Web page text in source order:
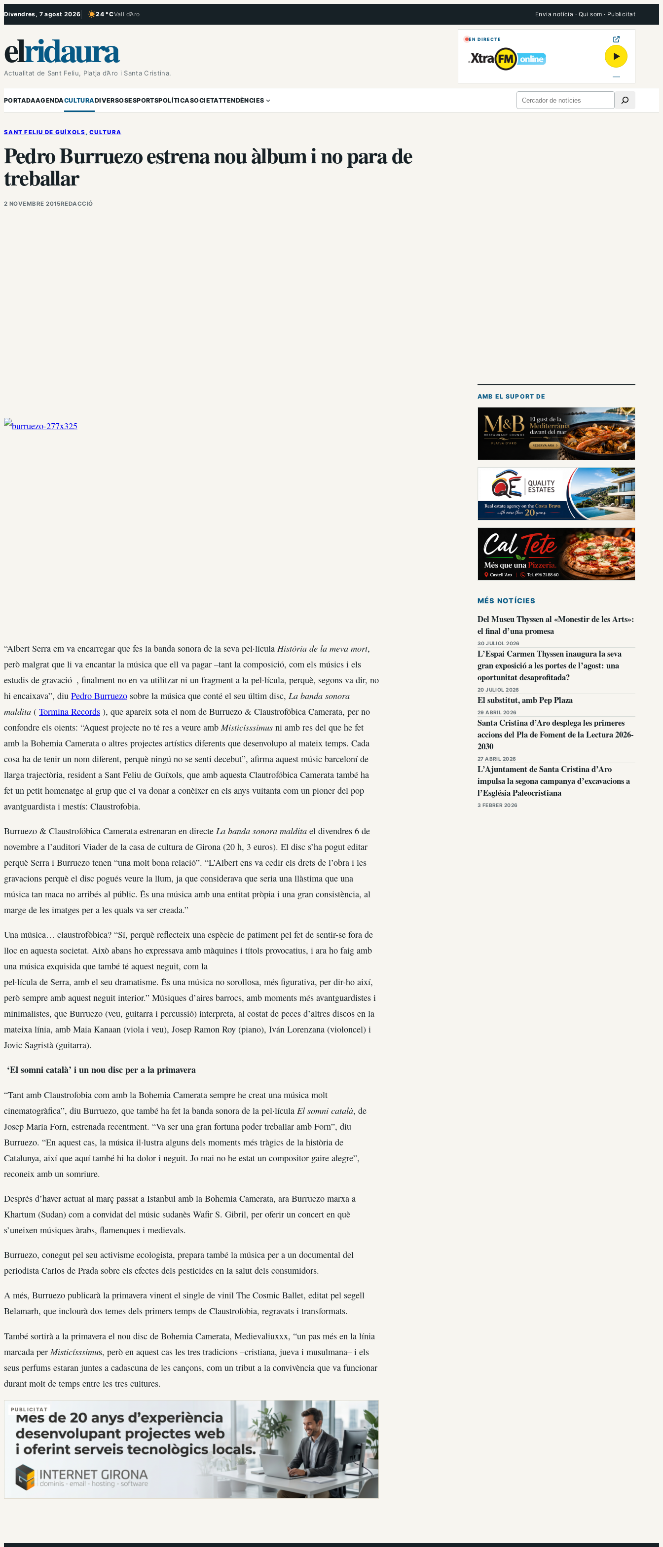
Vés
Divendres, 7 agost 2026 24 °CVall d’Aro
, Cel serè Envia notícia · Qui som · Publicitat
elridaura
Actualitat de Sant Feliu, Platja d’Aro i Santa Cristina.
EN DIRECTE
▶
PORTADAAGENDACULTURADIVERSOSESPORTSPOLÍTICASOCIETATTENDÈNCIES Cerca
SANT FELIU DE GUÍXOLS , CULTURA
Pedro Burruezo estrena nou àlbum i no para de
treballar
2 NOVEMBRE 2015REDACCIÓ
“Albert Serra em va encarregar que fes la banda sonora de la seva pel·lícula Història de la meva mort,
però malgrat que li va encantar la música que ell va pagar –tant la composició, com els músics i els
estudis de gravació–, finalment no en va utilitzar ni un fragment a la pel·lícula, perquè, segons va dir, no
hi encaixava”, diu Pedro Burruezo sobre la música que conté el seu últim disc, La banda sonora
maldita ( Tormina Records ), que apareix sota el nom de Burruezo & Claustrofóbica Camerata, per no
confondre els oients: “Aquest projecte no té res a veure amb Misticísssimus ni amb res del que he fet
amb la Bohemia Camerata o altres projectes artístics diferents que desenvolupo al mateix temps. Cada
cosa ha de tenir un nom diferent, perquè ningú no se senti decebut”, afirma aquest músic barceloní de
llarga trajectòria, resident a Sant Feliu de Guíxols, que amb aquesta Clautrofóbica Camerata també ha
fet un petit homenatge al grup que el va donar a conèixer en els anys vuitanta com un pioner del pop
avantguardista i mestís: Claustrofobia.
Burruezo & Claustrofóbica Camerata estrenaran en directe La banda sonora maldita el divendres 6 de
novembre a l’auditori Viader de la casa de cultura de Girona (20 h, 3 euros). El disc s’ha pogut editar
perquè Serra i Burruezo tenen “una molt bona relació”. “L’Albert ens va cedir els drets de l’obra i les
gravacions perquè el disc pogués veure la llum, ja que considerava que seria una llàstima que una
música tan maca no arribés al públic. És una música amb una entitat pròpia i una gran consistència, al
marge de les imatges per a les quals va ser creada.”
Una música… claustrofòbica? “Sí, perquè reflecteix una espècie de patiment pel fet de sentir-se fora de
lloc en aquesta societat. Això abans ho expressava amb màquines i títols provocatius, i ara ho faig amb
una música exquisida que també té aquest neguit, com la
pel·lícula de Serra, amb el seu dramatisme. És una música no sorollosa, més figurativa, per dir-ho així,
però sempre amb aquest neguit interior.” Músiques d’aires barrocs, amb moments més avantguardistes i
minimalistes, que Burruezo (veu, guitarra i percussió) interpreta, al costat de peces d’altres discos en la
mateixa línia, amb Maia Kanaan (viola i veu), Josep Ramon Roy (piano), Iván Lorenzana (violoncel) i
Jovic Sagristà (guitarra).
‘El somni català’ i un nou disc per a la primavera
“Tant amb Claustrofobia com amb la Bohemia Camerata sempre he creat una música molt
cinematogràfica”, diu Burruezo, que també ha fet la banda sonora de la pel·lícula El somni català, de
Josep Maria Forn, estrenada recentment. “Va ser una gran fortuna poder treballar amb Forn”, diu
Burruezo. “En aquest cas, la música il·lustra alguns dels moments més tràgics de la història de
Catalunya, així que aquí també hi ha dolor i neguit. Jo mai no he estat un compositor gaire alegre”,
reconeix amb un somriure.
Després d’haver actuat al març passat a Istanbul amb la Bohemia Camerata, ara Burruezo marxa a
Khartum (Sudan) com a convidat del músic sudanès Wafir S. Gibril, per oferir un concert en què
s’uneixen músiques àrabs, flamenques i medievals.
Burruezo, conegut pel seu activisme ecologista, prepara també la música per a un documental del
periodista Carlos de Prada sobre els efectes dels pesticides en la salut dels consumidors.
A més, Burruezo publicarà la primavera vinent el single de vinil The Cosmic Ballet, editat pel segell
Belamarh, que inclourà dos temes dels primers temps de Claustrofobia, regravats i transformats.
També sortirà a la primavera el nou disc de Bohemia Camerata, Medievaliuxxx, “un pas més en la línia
marcada per Misticísssimus, però en aquest cas les tres tradicions –cristiana, jueva i musulmana– i els
seus perfums estaran juntes a cadascuna de les cançons, com un tribut a la convivència que va funcionar
durant molt de temps entre les tres cultures.
PUBLICITAT
AMB EL SUPORT DE
MÉS NOTÍCIES
Del Museu Thyssen al «Monestir de les Arts»:
el final d’una promesa
30 JULIOL 2026
L’Espai Carmen Thyssen inaugura la seva
gran exposició a les portes de l’agost: una
oportunitat desaprofitada?
20 JULIOL 2026
El substitut, amb Pep Plaza
29 ABRIL 2026
Santa Cristina d’Aro desplega les primeres
accions del Pla de Foment de la Lectura 2026-
2030
27 ABRIL 2026
L’Ajuntament de Santa Cristina d’Aro
impulsa la segona campanya d’excavacions a
l’Església Paleocristiana
3 FEBRER 2026